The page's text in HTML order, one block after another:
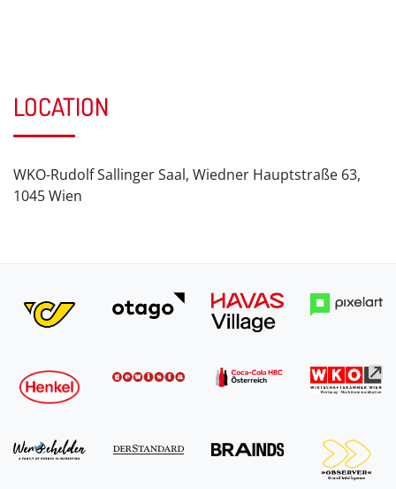
LOCATION
WKO-Rudolf Sallinger Saal, Wiedner Hauptstraße 63,
1045 Wien